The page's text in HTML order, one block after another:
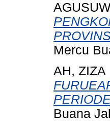
Mercu
AH, ZIZA
Buana